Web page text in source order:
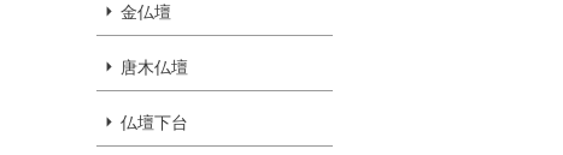
金仏壇
唐木仏壇
仏壇下台